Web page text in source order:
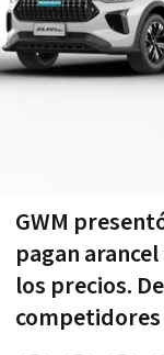
GWM
pagan
los precios.
competidores